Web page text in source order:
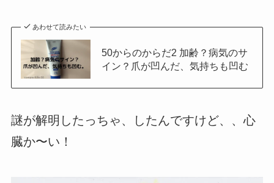
あわせて読みたい
50からのからだ2 加齢？病気のサ
イン？爪が凹んだ、気持ちも凹む
謎が解明したっちゃ、したんですけど、、心
臓か〜い！